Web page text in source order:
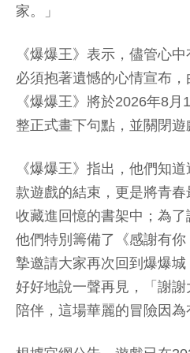
家。」
《爆爆王》表示，儘管心
必須抱著遺憾的心情宣布，
《爆爆王》將於2026年8
整正式畫下句點，並關閉遊
《爆爆王》指出，他們知
款遊戲的結束，更是將青
收藏進回憶的書架中；為了
他們特別籌備了《感謝有
摯邀請大家再次回到爆爆
好好地說一聲再見，「謝
陪伴，這場華麗的冒險因為